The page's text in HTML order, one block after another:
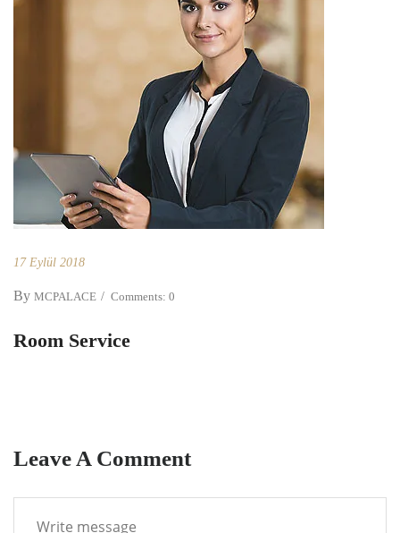
17 Eylül 2018
By MCPALACE Comments: 0
Room Service
Leave A Comment